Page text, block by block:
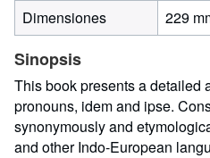
Dimensiones
229
Sinopsis
This book presents a detailed
pronouns, idem and ipse.
synonymously and
and other Indo-European